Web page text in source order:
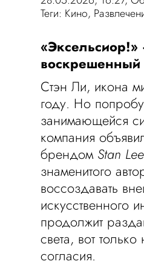
Теги: Кино,
воскрешенный
Стэн Ли, икона
году. Но
занимающейся
компания
брендом Stan
знаменитого
воссоздавать
искусственного
продолжит
света, вот
согласия.